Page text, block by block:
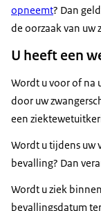
opneemt? Dan
de oorzaak van uw
U heeft een
Wordt u voor of na
door uw
een
Wordt u tijdens uw
bevalling? Dan
Wordt u ziek
bevallingsdatum